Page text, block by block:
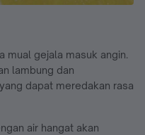
mual gejala masuk angin.
lambung dan
dapat meredakan rasa
air hangat akan